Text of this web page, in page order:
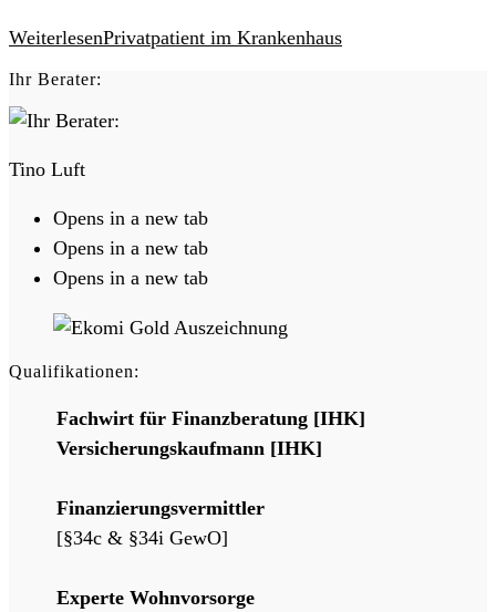
WeiterlesenPrivatpatient im Krankenhaus
Ihr Berater:
Tino Luft
Opens in a new tab
Opens in a new tab
Opens in a new tab
Qualifikationen:
Fachwirt für Finanzberatung [IHK]
Versicherungskaufmann [IHK]
Finanzierungsvermittler
[§34c & §34i GewO]
Experte Wohnvorsorge